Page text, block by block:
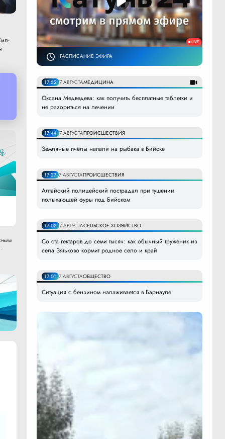
РАСПИСАНИЕ ЭФИРА
17:52 7 АВГУСТАМЕДИЦИНА
Оксана Медведева: как получить бесплатные таблетки и
не разориться на лечении
17:44 7 АВГУСТАПРОИСШЕСТВИЯ
Земляные пчёлы напали на рыбака в Бийске
17:27 7 АВГУСТАПРОИСШЕСТВИЯ
Алтайский полицейский пострадал при тушении
полыхающей фуры под Бийском
17:02 7 АВГУСТАСЕЛЬСКОЕ ХОЗЯЙСТВО
Со ста гектаров до семи тысяч: как обычный труженик из
села Зятьково кормит родное село и край
17:01 7 АВГУСТАОБЩЕСТВО
Ситуация с бензином налаживается в Барнауле